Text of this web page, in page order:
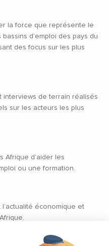
la force que représente le
d’emploi des pays du
des focus sur les plus
de terrain réalisés
sur les acteurs les plus
Afrique d’aider les
ou une formation.
économique et